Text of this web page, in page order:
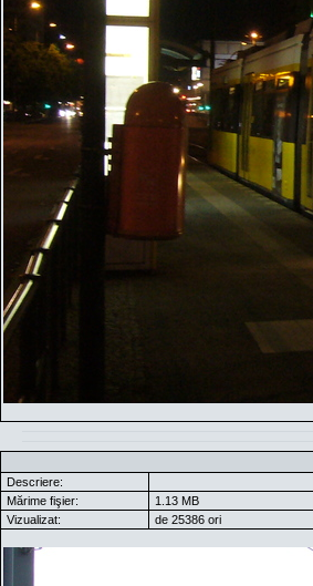
Descriere:
Mărime fişier:
1.13 MB
Vizualizat:
de 25386 ori